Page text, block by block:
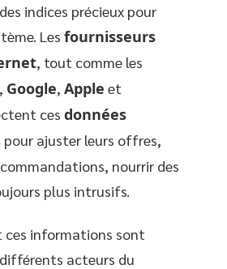
indices précieux pour
Les fournisseurs
, tout comme les
Google, Apple et
ces données
pour ajuster leurs offres,
nourrir des
plus intrusifs.
ces informations sont
acteurs du